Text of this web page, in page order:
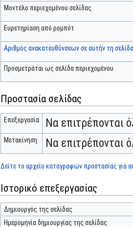
Μοντέλο περιεχομένου σελίδας
Ευρετηρίαση από ρομπότ
Αριθμός ανακατευθύνσεων σε αυτήν τη σελίδα
Προσμετράται ως σελίδα περιεχομένου
Προστασία σελίδας
Επεξεργασία Να επιτρέπονται
Μετακίνηση Να επιτρέπονται
Δείτε το αρχείο καταγραφών προστασίας για
Ιστορικό επεξεργασίας
Δημιουργός της σελίδας
Ημερομηνία δημιουργίας της σελίδας